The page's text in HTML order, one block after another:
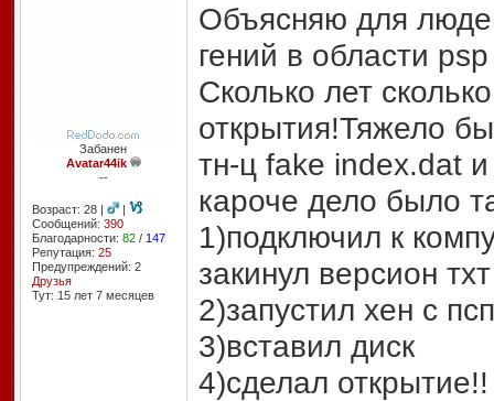
Забанен
Avatar44ik
--
Возраст: 28 |
|
Сообщений: 390
Благодарности: 82/ 147
Репутация: 25
Предупреждений: 2
Друзья
Тут: 15 лет 7 месяцев
Объясняю для
гений в области
Сколько лет
открытия!Тяжело
тн-ц fake index.dat
кароче дело было
1)подключил к
закинул версион тхт
2)запустил хен с псп
3)вставил диск
4)сделал открытие!!